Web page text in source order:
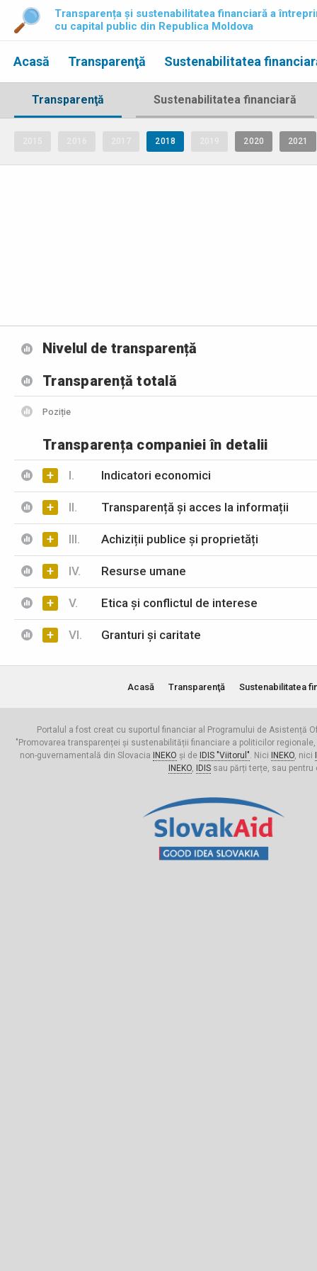
Transparența și sustenabilitatea financiară a
cu capital public din Republica Moldova
Acasă Transparenţă Sustenabilitatea
Transparenţă Sustenabilitatea financiară
2018 2020 2021
Nivelul de transparență
Transparență totală
Poziție
Transparența companiei în detalii
+ I. Indicatori economici
+ II. Transparență și acces la informații
+ III. Achiziții publice și proprietăți
+ IV. Resurse umane
+ V. Etica și conflictul de interese
+ VI. Granturi și caritate
Acasă Transparenţă Sustenabilitatea
Portalul a fost creat cu suportul financiar al Programului de Asistență
"Promovarea transparenței și sustenabilității financiare a politicilor
non-guvernamentală din Slovacia
INEKO și de IDIS "Viitorul". Nici INEKO, nici
INEKO, IDISsau părți terțe, sau pentru